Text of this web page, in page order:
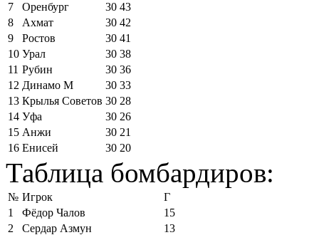
7
Оренбург 30 43
8
Ахмат 30 42
9
Ростов 30 41
10 Урал 30 38
11 Рубин 30 36
12 Динамо М 30 33
13 Крылья Советов 30 28
14 Уфа 30 26
15 Анжи 30 21
16 Енисей 30 20
Таблица бомбардиров:
№ Игрок
Г
1
Фёдор Чалов
15
2
Сердар Азмун
13